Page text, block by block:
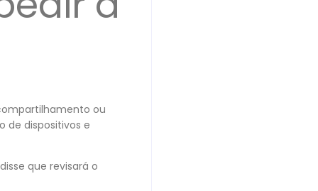
ou
de dispositivos e
que revisará o